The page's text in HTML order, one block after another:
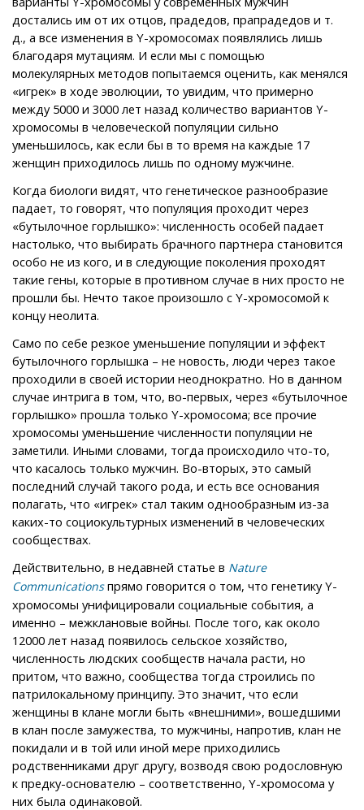
достались им от их отцов, прадедов, прапрадедов и т.
д., а все изменения в Y-хромосомах появлялись лишь
благодаря мутациям. И если мы с помощью
молекулярных методов попытаемся оценить, как менялся
«игрек» в ходе эволюции, то увидим, что примерно
между 5000 и 3000 лет назад количество вариантов Y-
хромосомы в человеческой популяции сильно
уменьшилось, как если бы в то время на каждые 17
женщин приходилось лишь по одному мужчине.
Когда биологи видят, что генетическое разнообразие
падает, то говорят, что популяция проходит через
«бутылочное горлышко»: численность особей падает
настолько, что выбирать брачного партнера становится
особо не из кого, и в следующие поколения проходят
такие гены, которые в противном случае в них просто не
прошли бы. Нечто такое произошло с Y-хромосомой к
концу неолита.
Само по себе резкое уменьшение популяции и эффект
бутылочного горлышка – не новость, люди через такое
проходили в своей истории неоднократно. Но в данном
случае интрига в том, что, во-первых, через «бутылочное
горлышко» прошла только Y-хромосома; все прочие
хромосомы уменьшение численности популяции не
заметили. Иными словами, тогда происходило что-то,
что касалось только мужчин. Во-вторых, это самый
последний случай такого рода, и есть все основания
полагать, что «игрек» стал таким однообразным из-за
каких-то социокультурных изменений в человеческих
сообществах.
Действительно, в недавней статье в Nature
Communicationsпрямо говорится о том, что генетику Y-
хромосомы унифицировали социальные события, а
именно – межклановые войны. После того, как около
12000 лет назад появилось сельское хозяйство,
численность людских сообществ начала расти, но
притом, что важно, сообщества тогда строились по
патрилокальному принципу. Это значит, что если
женщины в клане могли быть «внешними», вошедшими
в клан после замужества, то мужчины, напротив, клан не
покидали и в той или иной мере приходились
родственниками друг другу, возводя свою родословную
к предку-основателю – соответственно, Y-хромосома у
них была одинаковой.